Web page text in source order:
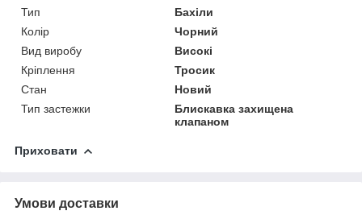
Тип
Бахіли
Колір
Чорний
Вид виробу
Високі
Кріплення
Тросик
Стан
Новий
Тип застежки
Блискавка захищена
клапаном
Приховати
Умови доставки